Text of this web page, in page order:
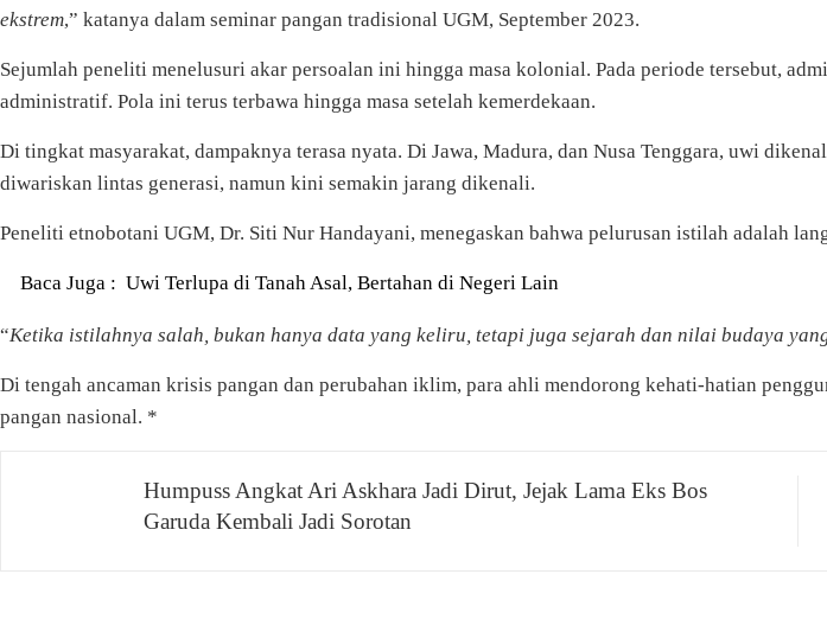
ekstrem,” katanya dalam seminar pangan tradisional UGM, September 2023.
Sejumlah peneliti menelusuri akar persoalan ini hingga masa kolonial. Pada periode tersebut,
administratif. Pola ini terus terbawa hingga masa setelah kemerdekaan.
Di tingkat masyarakat, dampaknya terasa nyata. Di Jawa, Madura, dan Nusa Tenggara, uwi dikenal
diwariskan lintas generasi, namun kini semakin jarang dikenali.
Peneliti etnobotani UGM, Dr. Siti Nur Handayani, menegaskan bahwa pelurusan istilah adalah
Baca Juga : Uwi Terlupa di Tanah Asal, Bertahan di Negeri Lain
“Ketika istilahnya salah, bukan hanya data yang keliru, tetapi juga sejarah dan nilai budaya
Di tengah ancaman krisis pangan dan perubahan iklim, para ahli mendorong kehati-hatian
pangan nasional. *
NavigasiHumpuss Angkat Ari Askhara Jadi Dirut, Jejak Lama Eks Bos
Garuda Kembali Jadi Sorotan